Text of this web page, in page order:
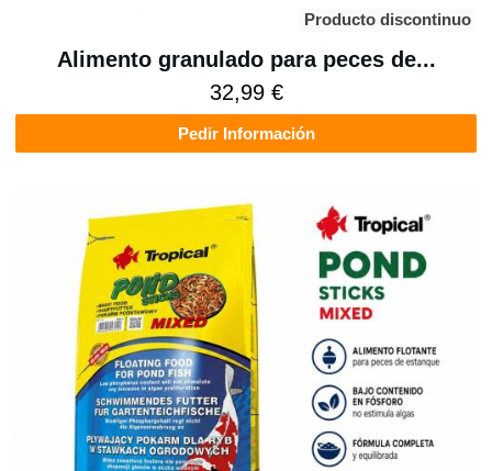
Producto discontinuo
Alimento granulado para peces de...
32,99 €
Pedir Información